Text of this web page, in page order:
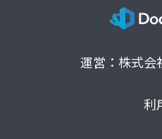
運営：株式会
利